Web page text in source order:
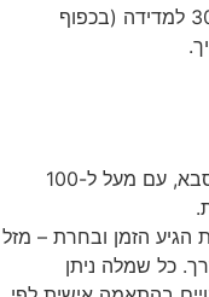
שמלת הכלה קיימת בסטודיו במידות 30-50 למדידה (בכפוף
אנחנו מזמינות אותך לסטודיו שלנו בכפר סבא, עם מעל ל-100
הזמן ובחרת – מזל
כל שמלה ניתן